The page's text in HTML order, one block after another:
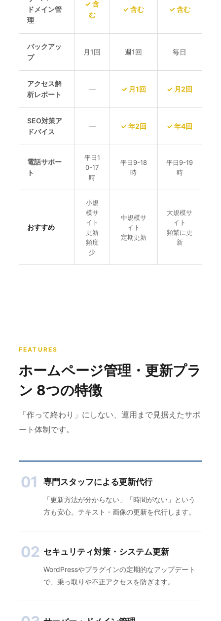
ドメイン管
理
✓ 含
む
✓ 含む ✓ 含む
バックアッ
プ
月1回 週1回 毎日
アクセス解
析レポート
— ✓ 月1回 ✓ 月2回
SEO対策ア
ドバイス
— ✓ 年2回 ✓ 年4回
電話サポー
ト
平日1
0-17
時
平日9-18
時
平日9-19
時
おすすめ
小規
模サ
イト
更新
頻度
少
中規模サ
イト
定期更新
大規模サ
イト
頻繁に更
新
FEATURES
ホームページ管理・更新プラ
ン 8つの特徴
「作って終わり」にしない、運用まで見据えたサポ
ート体制です。
01 専門スタッフによる更新代行
「更新方法が分からない」「時間がない」という
方も安心。テキスト・画像の更新を代行します。
02 セキュリティ対策・システム更新
WordPressやプラグインの定期的なアップデート
で、乗っ取りや不正アクセスを防ぎます。